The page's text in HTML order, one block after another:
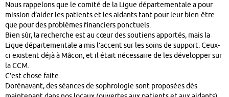
Nous rappelons que le comité de la Ligue départementale a pour
mission d’aider les patients et les aidants tant pour leur bien-être
que pour des problèmes financiers ponctuels.
Bien sûr, la recherche est au cœur des soutiens apportés, mais la
Ligue départementale a mis l’accent sur les soins de support. Ceux-
ci existent déjà à Mâcon, et il était nécessaire de les développer sur
la CCM.
C’est chose faite.
Dorénavant, des séances de sophrologie sont proposées dès